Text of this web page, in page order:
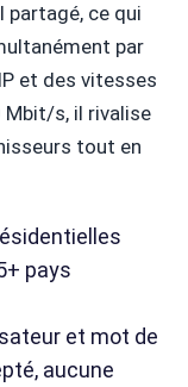
partagé, ce qui
par
et des vitesses
Mbit/s, il rivalise
tout en
pays
et mot de
aucune